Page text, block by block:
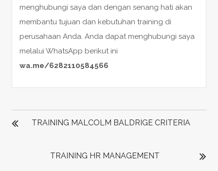
menghubungi saya dan dengan senang hati akan
membantu tujuan dan kebutuhan training di
perusahaan Anda. Anda dapat menghubungi saya
melalui WhatsApp berikut ini
wa.me/6282110584566
POST
NAVIGATION
TRAINING MALCOLM BALDRIGE CRITERIA
TRAINING HR MANAGEMENT